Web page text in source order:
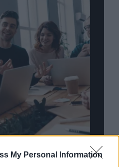
My Personal Information
το
Η